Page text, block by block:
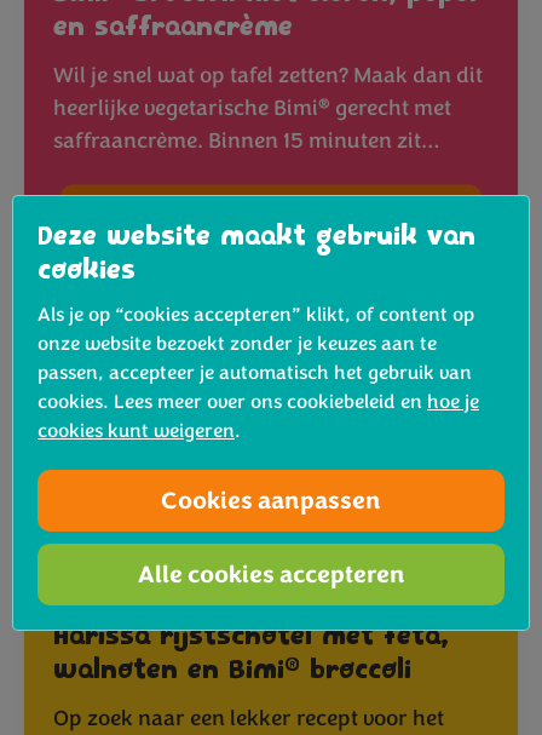
en saffraancrème
Wil je snel wat op tafel zetten? Maak dan dit
heerlijke vegetarische Bimi® gerecht met
saffraancrème. Binnen 15 minuten zit…
Bekijk het recept
Harissa rijstschotel met feta,
walnoten en Bimi® broccoli
Op zoek naar een lekker recept voor het
Deze website maakt gebruik van
cookies
Als je op “cookies accepteren” klikt, of content op
onze website bezoekt zonder je keuzes aan te
passen, accepteer je automatisch het gebruik van
cookies. Lees meer over ons cookiebeleid en hoe je
cookies kunt weigeren.
Cookies aanpassen
Alle cookies accepteren